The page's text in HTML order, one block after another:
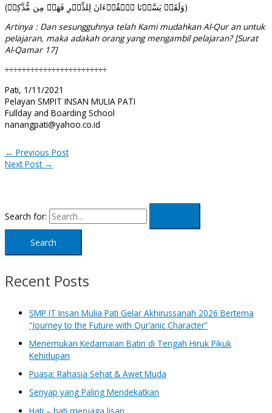
(وَلَقَدۡ یَسَّرۡنَا ٱلۡقُرۡءَانَ لِلذِّكۡرِ فَهَلۡ مِن مُّدَّكِرࣲ)
Artinya : Dan sesungguhnya telah Kami mudahkan Al-Qur an untuk
pelajaran, maka adakah orang yang mengambil pelajaran? [Surat
Al-Qamar 17]
÷÷÷÷÷÷÷÷÷÷÷÷÷÷÷÷÷÷÷÷÷÷÷÷
Pati, 1/11/2021
Pelayan SMPIT INSAN MULIA PATI
Fullday and Boarding School
nanangpati@yahoo.co.id
← Previous Post
Next Post →
Search for:
Recent Posts
SMP IT Insan Mulia Pati Gelar Akhirussanah 2026 Bertema
“Journey to the Future with Qur’anic Character”
Menemukan Kedamaian Batin di Tengah Hiruk Pikuk
Kehidupan
Puasa: Rahasia Sehat & Awet Muda
Senyap yang Paling Mendekatkan
Hati – hati menjaga lisan